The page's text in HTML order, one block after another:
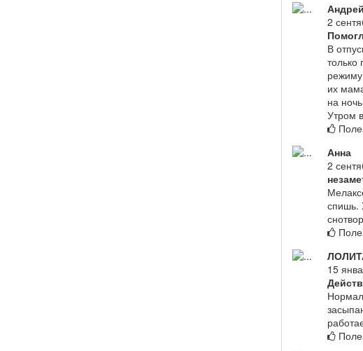
Андрей
2
В
только
их
на
Утром
Анна
2
спишь.
15